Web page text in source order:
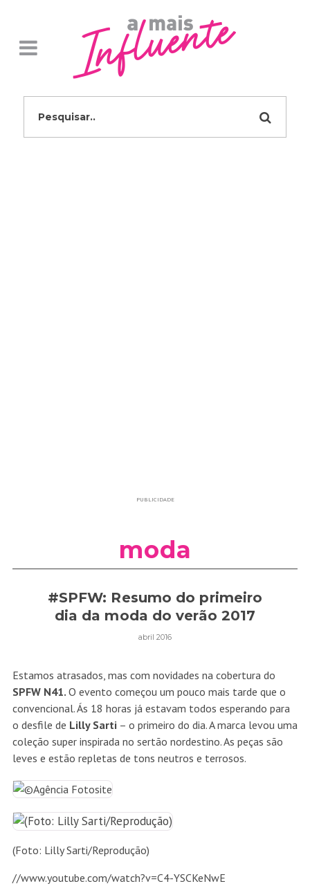
PUBLICIDADE
moda
#SPFW: Resumo do primeiro
dia da moda do verão 2017
abril 2016
Estamos atrasados, mas com novidades na cobertura do
SPFW N41. O evento começou um pouco mais tarde que o
convencional. Ás 18 horas já estavam todos esperando para
o desfile de Lilly Sarti– o primeiro do dia. A marca levou uma
coleção super inspirada no sertão nordestino. As peças são
leves e estão repletas de tons neutros e terrosos.
(Foto: Lilly Sarti/Reprodução)
//www.youtube.com/watch?v=C4-YSCKeNwE